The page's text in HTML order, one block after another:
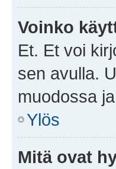
Voinko
Et. Et voi
sen avulla.
muodossa
Ylös
Mitä ovat